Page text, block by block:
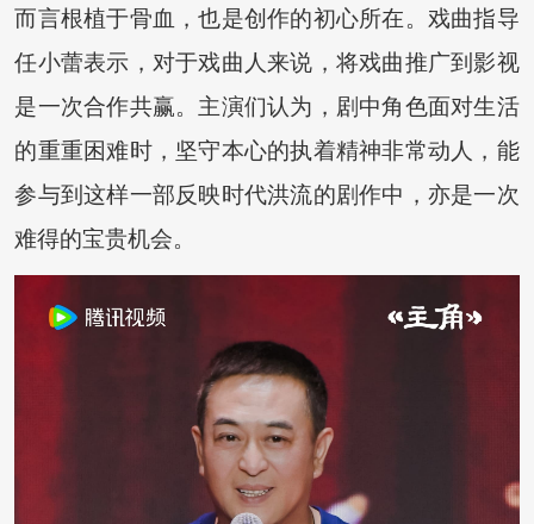
而言根植于骨血，也是创作的初心所在。戏曲指导
任小蕾表示，对于戏曲人来说，将戏曲推广到影视
是一次合作共赢。主演们认为，剧中角色面对生活
的重重困难时，坚守本心的执着精神非常动人，能
参与到这样一部反映时代洪流的剧作中，亦是一次
难得的宝贵机会。